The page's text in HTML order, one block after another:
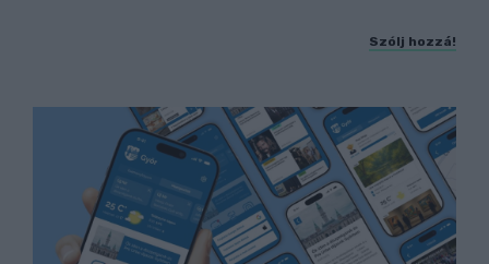
Szólj hozzá!